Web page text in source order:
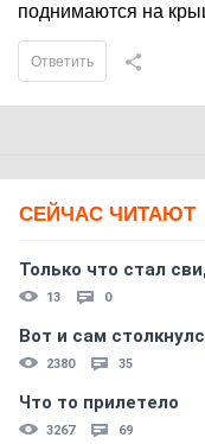
поднимаются на
Ответить
СЕЙЧАС ЧИТАЮТ
Только что стал
13 0
Вот и сам
2380 35
Что то прилетело
3267 69